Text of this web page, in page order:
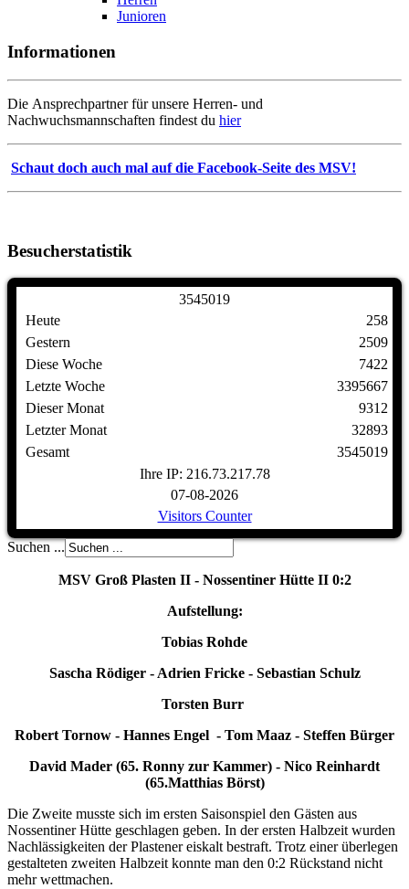
Junioren
Informationen
Die Ansprechpartner für unsere Herren- und
Nachwuchsmannschaften findest du hier
Schaut doch auch mal auf die Facebook-Seite des MSV!
Besucherstatistik
3545019
Heute
Gestern
Diese Woche
Letzte Woche
Dieser Monat
Letzter Monat
Gesamt
258
2509
7422
3395667
9312
32893
3545019
Ihre IP: 216.73.217.78
07-08-2026
Visitors Counter
Suchen ...
MSV Groß Plasten II - Nossentiner Hütte II 0:2
Aufstellung:
Tobias Rohde
Sascha Rödiger - Adrien Fricke - Sebastian Schulz
Torsten Burr
Robert Tornow - Hannes Engel - Tom Maaz - Steffen Bürger
David Mader (65. Ronny zur Kammer) - Nico Reinhardt
(65.Matthias Börst)
Die Zweite musste sich im ersten Saisonspiel den Gästen aus
Nossentiner Hütte geschlagen geben. In der ersten Halbzeit wurden
Nachlässigkeiten der Plastener eiskalt bestraft. Trotz einer überlegen
gestalteten zweiten Halbzeit konnte man den 0:2 Rückstand nicht
mehr wettmachen.